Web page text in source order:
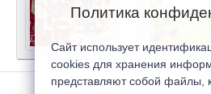
Политика
Сайт использует
cookies для хранения
представляют собой файлы,